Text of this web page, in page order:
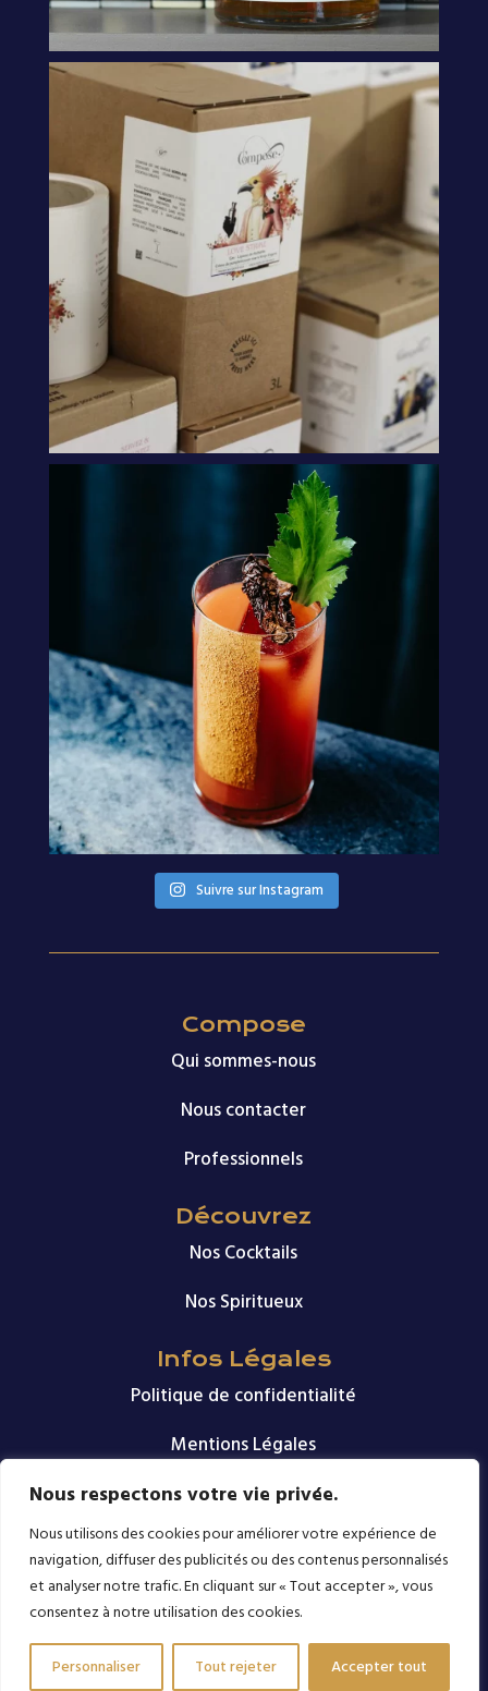
Nous respectons votre vie privée.
Nous utilisons des cookies pour améliorer votre expérience de
navigation, diffuser des publicités ou des contenus personnalisés
et analyser notre trafic. En cliquant sur « Tout accepter », vous
consentez à notre utilisation des cookies.
Personnaliser Tout rejeter Accepter tout
Suivre sur Instagram
Compose
Qui sommes-nous
Nous contacter
Professionnels
Découvrez
Nos Cocktails
Nos Spiritueux
Infos Légales
Politique de confidentialité
Mentions Légales
Nous suivre
L’ABUS D’ALCOOL EST DANGEREUX POUR LA SANTÉ. À CONSOMMER
AVEC MODÉRATION.